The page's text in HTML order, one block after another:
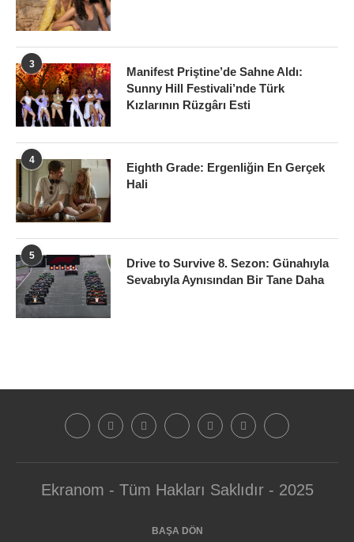
3
Manifest Priştine’de Sahne Aldı:
Sunny Hill Festivali’nde Türk
Kızlarının Rüzgârı Esti
4
Eighth Grade: Ergenliğin En Gerçek
Hali
5
Drive to Survive 8. Sezon: Günahıyla
Sevabıyla Aynısından Bir Tane Daha
Ekranom - Tüm Hakları Saklıdır - 2025
BAŞA DÖN